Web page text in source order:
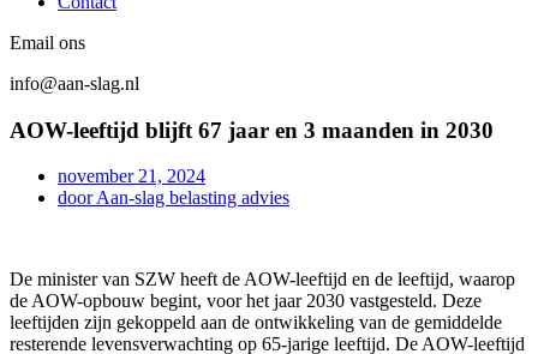
Email ons
info@aan-slag.nl
AOW-leeftijd blijft 67 jaar en 3 maanden in 2030
november 21, 2024
doorAan-slag belasting advies
De minister van SZW heeft de AOW-leeftijd en de leeftijd, waarop
de AOW-opbouw begint, voor het jaar 2030 vastgesteld. Deze
leeftijden zijn gekoppeld aan de ontwikkeling van de gemiddelde
resterende levensverwachting op 65-jarige leeftijd. De AOW-leeftijd